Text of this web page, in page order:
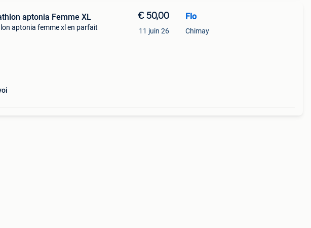
aptonia Femme XL
aptonia femme xl en parfait
€ 50,00
11 juin 26
Flo
Chimay